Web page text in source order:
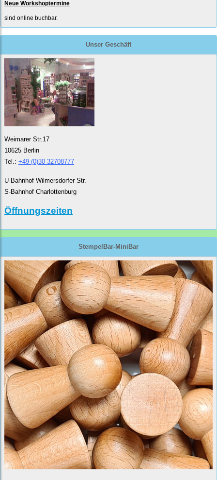
Neue Workshoptermine
sind online buchbar.
Unser Geschäft
Weimarer Str.17
10625 Berlin
Tel.: +49 (0)30 32708777
U-Bahnhof Wilmersdorfer Str.
S-Bahnhof Charlottenburg
Öffnungszeiten
StempelBar-MiniBar